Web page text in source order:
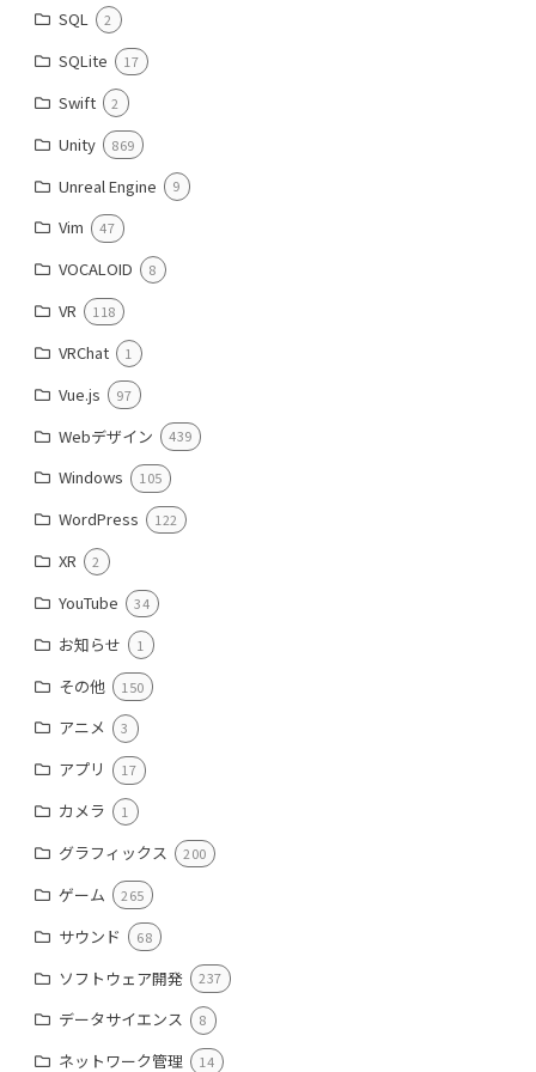
SQL 2
SQLite 17
Swift 2
Unity 869
Unreal Engine 9
Vim 47
VOCALOID 8
VR 118
VRChat 1
Vue.js 97
Webデザイン 439
Windows 105
WordPress 122
XR 2
YouTube 34
お知らせ 1
その他 150
アニメ 3
アプリ 17
カメラ 1
グラフィックス 200
ゲーム 265
サウンド 68
ソフトウェア開発 237
データサイエンス 8
ネットワーク管理 14